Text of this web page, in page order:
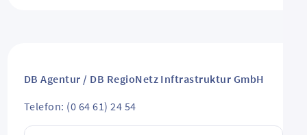
DB Agentur / DB RegioNetz Inftrastruktur GmbH
Telefon: (0 64 61) 24 54